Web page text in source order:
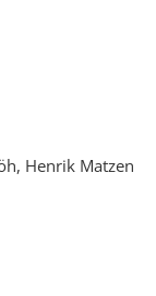
Henrik Matzen